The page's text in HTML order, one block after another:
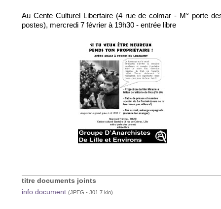
Au Cente Culturel Libertaire (4 rue de colmar - M° porte
postes), mercredi 7 février à 19h30 - entrée libre
titre documents joints
info document (JPEG - 301.7 kio)